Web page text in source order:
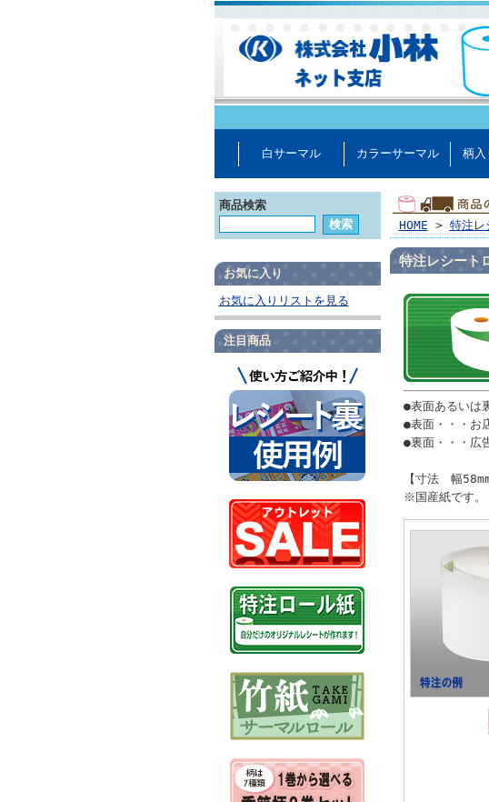
白サーマル カラーサーマル 柄入
商品検索
お気に入り
お気に入りリストを見る
注目商品
HOME > 特注レ
特注レシー
●表面あるいは
●表面・・・お
●裏面・・・広
【寸法 幅
※国産紙です。